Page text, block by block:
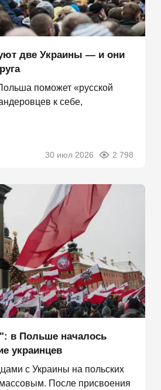
две Украины — и они
поможет «русской
к себе,
30 июл 2026 2 798
в Польше началось
украинцев
с Украины на польских
После присвоения